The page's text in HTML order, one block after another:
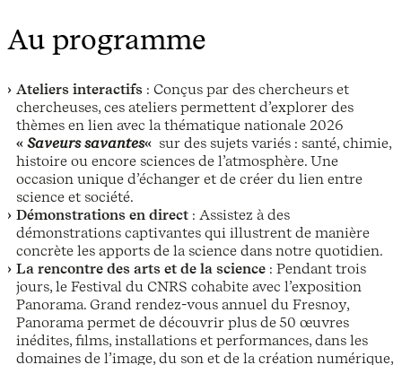
Au programme
Ateliers interactifs : Conçus par des chercheurs et
chercheuses, ces ateliers permettent d’explorer des
thèmes en lien avec la thématique nationale 2026
« Saveurs savantes« sur des sujets variés : santé, chimie,
histoire ou encore sciences de l’atmosphère. Une
occasion unique d’échanger et de créer du lien entre
science et société.
Démonstrations en direct : Assistez à des
démonstrations captivantes qui illustrent de manière
concrète les apports de la science dans notre quotidien.
La rencontre des arts et de la science : Pendant trois
jours, le Festival du CNRS cohabite avec l’exposition
Panorama. Grand rendez-vous annuel du Fresnoy,
Panorama permet de découvrir plus de 50 œuvres
inédites, films, installations et performances, dans les
domaines de l’image, du son et de la création numérique,